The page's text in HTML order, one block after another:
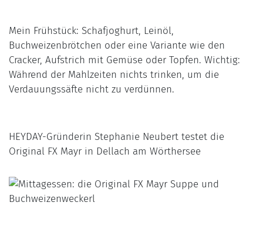
Mein Frühstück: Schafjoghurt, Leinöl,
Buchweizenbrötchen oder eine Variante wie den
Cracker, Aufstrich mit Gemüse oder Topfen. Wichtig:
Während der Mahlzeiten nichts trinken, um die
Verdauungssäfte nicht zu verdünnen.
HEYDAY-Gründerin Stephanie Neubert testet die
Original FX Mayr in Dellach am Wörthersee